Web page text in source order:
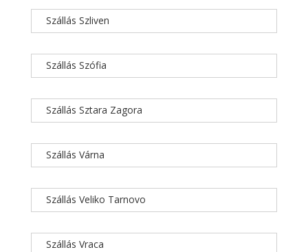
Szállás Szliven
Szállás Szófia
Szállás Sztara Zagora
Szállás Várna
Szállás Veliko Tarnovo
Szállás Vraca